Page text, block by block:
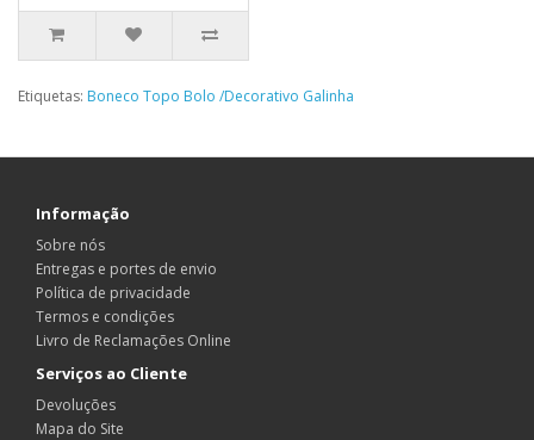
Etiquetas: Boneco Topo Bolo /Decorativo Galinha
Informação
Sobre nós
Entregas e portes de envio
Política de privacidade
Termos e condições
Livro de Reclamações Online
Serviços ao Cliente
Devoluções
Mapa do Site